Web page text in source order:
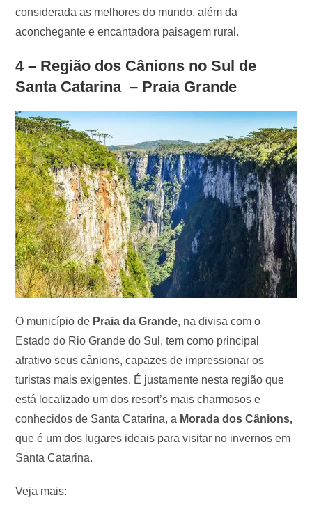
considerada as melhores do mundo, além da
aconchegante e encantadora paisagem rural.
4 – Região dos Cânions no Sul de
Santa Catarina – Praia Grande
O município de Praia da Grande, na divisa com o
Estado do Rio Grande do Sul, tem como principal
atrativo seus cânions, capazes de impressionar os
turistas mais exigentes. É justamente nesta região que
está localizado um dos resort’s mais charmosos e
conhecidos de Santa Catarina, a Morada dos Cânions,
que é um dos lugares ideais para visitar no invernos em
Santa Catarina.
Veja mais: